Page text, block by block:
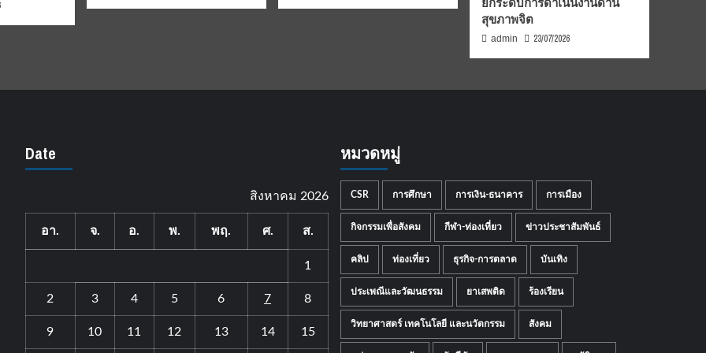
สุขภาพจิต
admin 23/07/2026
Date
สิงหาคม 2026
อา. จ. อ. พ. พฤ. ศ. ส.
1
2 3 4 5 6 7 8
9 10 11 12 13 14 15
หมวดหมู่
CSR การศึกษา การเงิน-ธนาคาร การเมือง
กิจกรรมเพื่อสังคม กีฬา-ท่องเที่ยว ข่าวประชาสัมพันธ์
คลิป ท่องเที่ยว ธุรกิจ-การตลาด บันเทิง
ประเพณีและวัฒนธรรม ยาเสพติด ร้องเรียน
วิทยาศาสตร์ เทคโนโลยี และนวัตกรรม สังคม